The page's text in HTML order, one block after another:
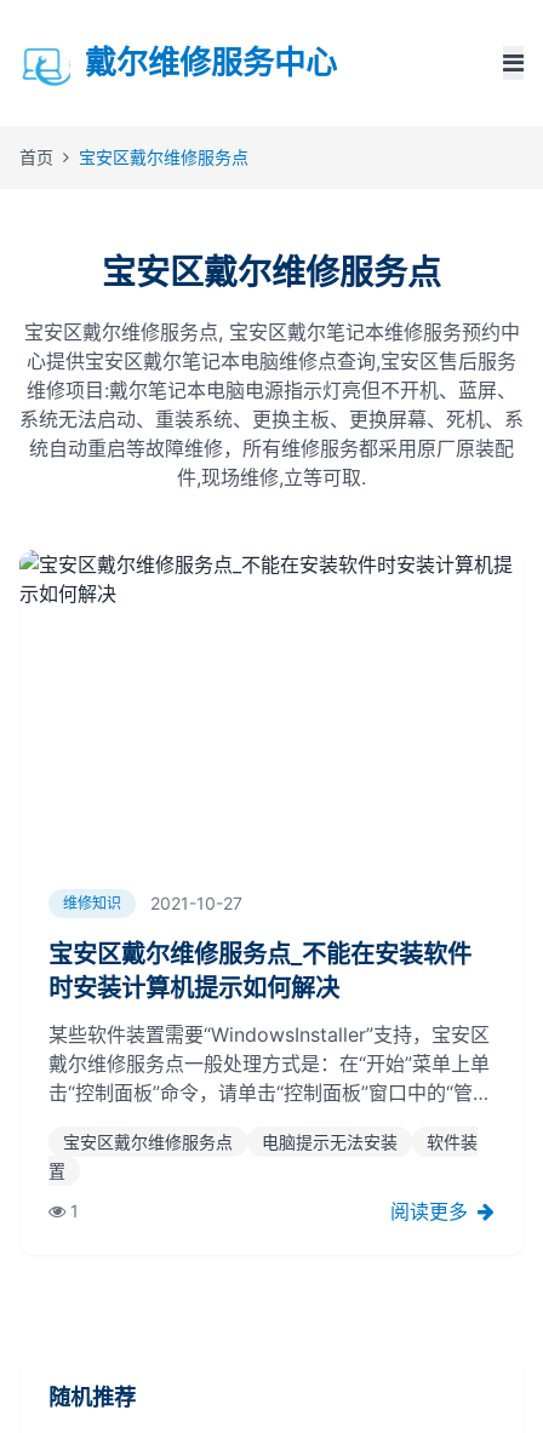
戴尔维修服务中心
首页 宝安区戴尔维修服务点
宝安区戴尔维修服务点
宝安区戴尔维修服务点, 宝安区戴尔笔记本维修服务预约中
心提供宝安区戴尔笔记本电脑维修点查询,宝安区售后服务
维修项目:戴尔笔记本电脑电源指示灯亮但不开机、蓝屏、
系统无法启动、重装系统、更换主板、更换屏幕、死机、系
统自动重启等故障维修，所有维修服务都采用原厂原装配
件,现场维修,立等可取.
维修知识 2021-10-27
宝安区戴尔维修服务点_不能在安装软件
时安装计算机提示如何解决
某些软件装置需要“WindowsInstaller”支持，宝安区
戴尔维修服务点一般处理方式是：在“开始”菜单上单
击“控制面板”命令，请单击“控制面板”窗口中的“管理
并在弹出的“效劳”对话框中找到“Windowsin...
宝安区戴尔维修服务点 电脑提示无法安装
软件装
置
1
阅读更多
随机推荐